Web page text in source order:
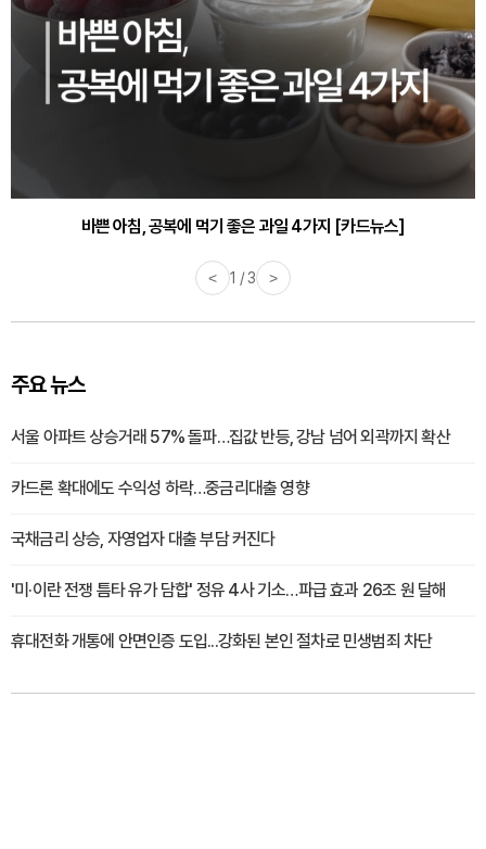
바쁜 아침, 공복에 먹기 좋은 과일 4가지 [카드뉴스]
30대부터 유병률 2배...여자에게 꼭 필요한 검사는? [카드뉴스]
< 1 / 3 >
주요 뉴스
서울 아파트 상승거래 57% 돌파…집값 반등, 강남 넘어 외곽까지 확산
카드론 확대에도 수익성 하락…중금리대출 영향
국채금리 상승, 자영업자 대출 부담 커진다
'미·이란 전쟁 틈타 유가 담합' 정유 4사 기소…파급 효과 26조 원 달해
휴대전화 개통에 안면인증 도입...강화된 본인 절차로 민생범죄 차단